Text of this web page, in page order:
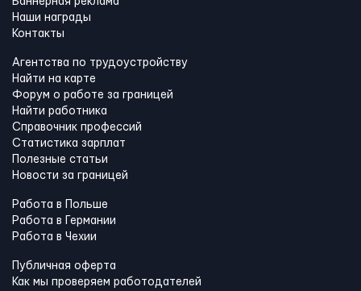
Наши награды
Контакты
Агентства по трудоустройству
Найти на карте
Форум о работе за границей
Найти работника
Справочник профессий
Статистика зарплат
Полезные статьи
Новости за границей
Работа в Польше
Работа в Германии
Работа в Чехии
Публичная оферта
Как мы проверяем работодателей